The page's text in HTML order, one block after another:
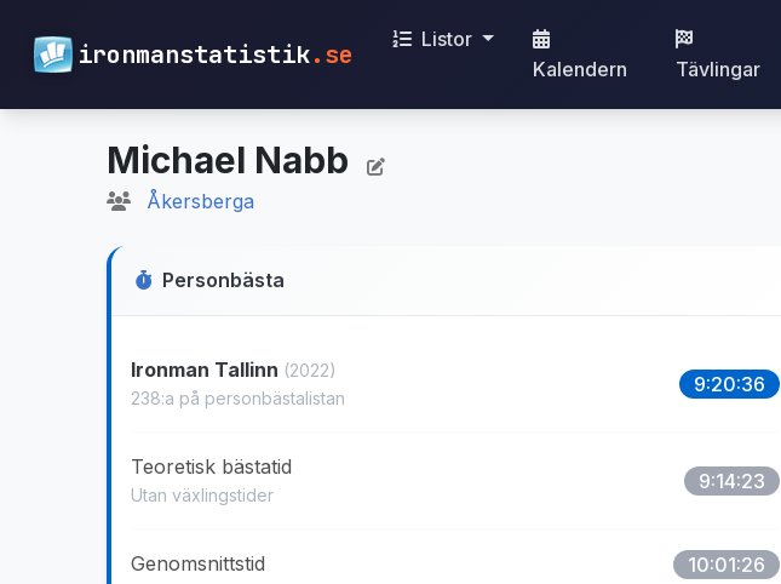
ironmanstatistik.se
Listor
Kalendern
Tävlingar
Michael Nabb
Åkersberga
Personbästa
Ironman Tallinn (2022)
238:a på personbästalistan
9:20:36
Teoretisk bästatid
Utan växlingstider
9:14:23
Genomsnittstid 10:01:26